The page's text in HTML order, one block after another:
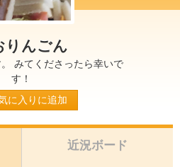
りんごん
みてくださったら幸いで
す！
に入りに追加
近況ボード